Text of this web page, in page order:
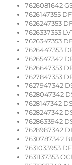
7626081642
7626147355
7626247353
7626337353
7626347353
7626447353
7626547342
7626647353
7627847353
7627947342
7628047342
7628147342
7628247342
7628633942
7628987342
7630787342
7631033953
7631137353